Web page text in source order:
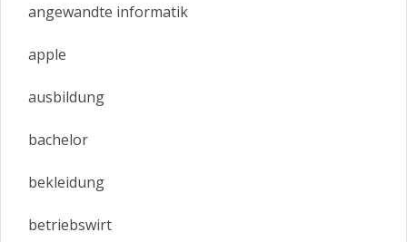
angewandte informatik
apple
ausbildung
bachelor
bekleidung
betriebswirt